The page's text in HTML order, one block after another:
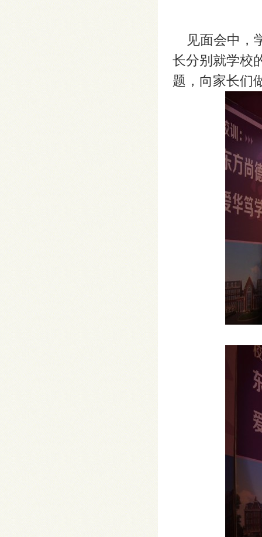
见面会中，
长分别就学校
题，向家长们